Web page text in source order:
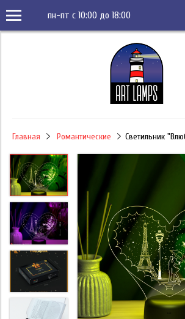
пн-пт с 10:00 до 18:00
Главная Романтические Светильник